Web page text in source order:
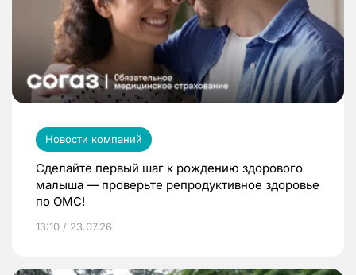
Новости компаний
Сделайте первый шаг к рождению здорового
малыша — проверьте репродуктивное здоровье
по ОМС!
13:10 / 23.07.26